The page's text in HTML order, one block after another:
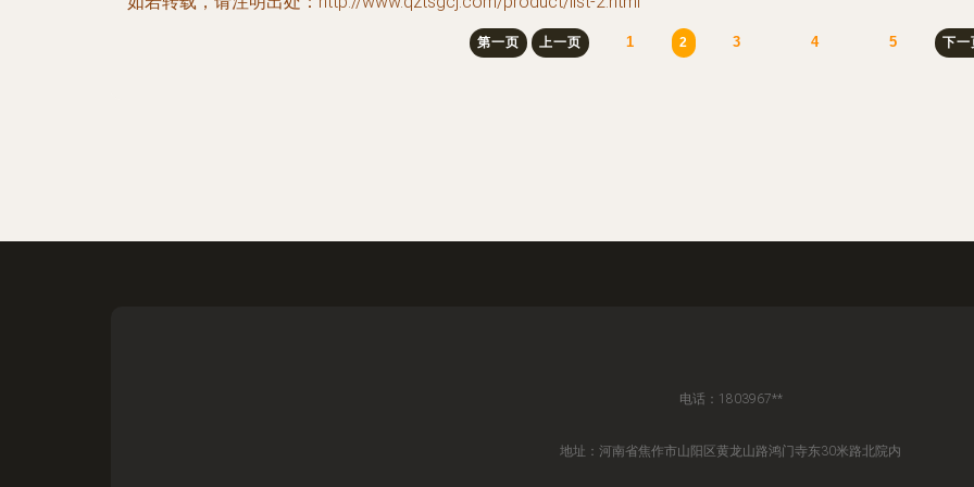
第一页 上一页 1 2 3 4 5 下一
电话：1803967**
地址：河南省焦作市山阳区黄龙山路鸿门寺东30米路北院内